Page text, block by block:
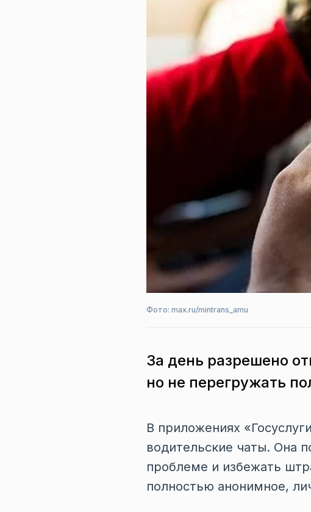
Фото: max.ru/mintrans_amu
За день разрешено
но не перегружать
В приложениях
водительские чаты. Она
проблеме и избежать
полностью анонимное,